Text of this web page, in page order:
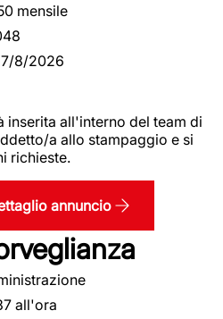
mensile
7/8/2026
inserita all'interno del team di
a allo stampaggio e si
richieste.
annuncio
all'ora